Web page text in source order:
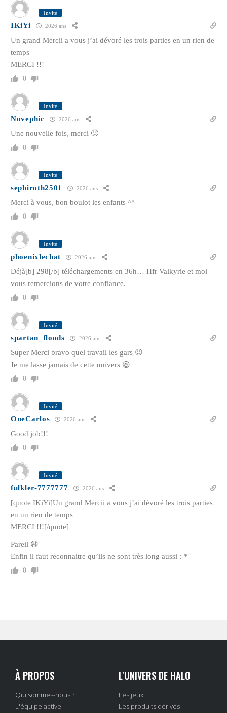
Invité
IKiYi 2026 ans
Un grand Mercii a vous j’ai dévoré les trois parties en un rien de
temps
MERCI !!!
0
Invité
Novephic 2026 ans
Une nouvelle fois, merci 🙂
0
Invité
sephiroth2501 2026 ans
Merci à vous, bon boulot les enfants ^^
0
Invité
phoenixlechat 2026 ans
Déjà[b] 298[/b] téléchargements en 36h… Hfr Valkyrie et moi
vous remercions de votre confiance.
0
Invité
spartan_floods 2026 ans
Super Merci bravo quel travail les gars 😉
Je me lasse jamais de cette univers 😆
0
Invité
OneCarlos 2026 ans
Good job!!!
0
Invité
fulkler-7777777 2026 ans
[quote IKiYi]Un grand Mercii a vous j’ai dévoré les trois parties
en un rien de temps
MERCI !!![/quote]
Pareil 😆
Enfin il faut reconnaitre qu’ils ne sont très long aussi :-*
0
À PROPOS
Qui sommes-nous ?
L'équipe active
L'UNIVERS DE HALO
Les jeux
Les produits dérivés